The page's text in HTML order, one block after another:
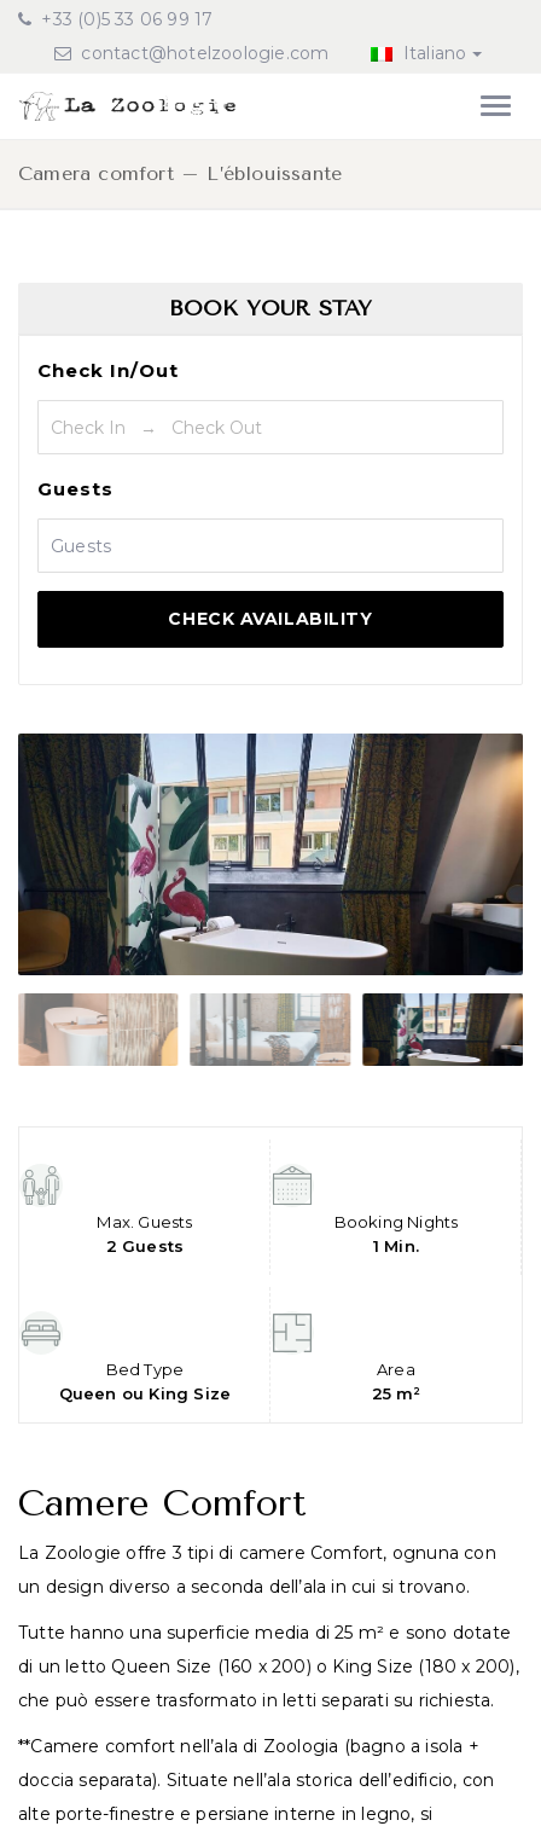
+33 (0)5 33 06 99 17
contact@hotelzoologie.com
Italiano
Camera comfort – L’éblouissante
BOOK YOUR STAY
Check In/Out
Guests
Guests
CHECK AVAILABILITY
Max. Guests
2 Guests
Booking Nights
1 Min.
Bed Type
Queen ou King Size
Area
25 m²
Camere Comfort
La Zoologie offre 3 tipi di camere Comfort, ognuna con
un design diverso a seconda dell’ala in cui si trovano.
Tutte hanno una superficie media di 25 m² e sono dotate
di un letto Queen Size (160 x 200) o King Size (180 x 200),
che può essere trasformato in letti separati su richiesta.
**Camere comfort nell’ala di Zoologia (bagno a isola +
doccia separata). Situate nell’ala storica dell’edificio, con
alte porte-finestre e persiane interne in legno, si